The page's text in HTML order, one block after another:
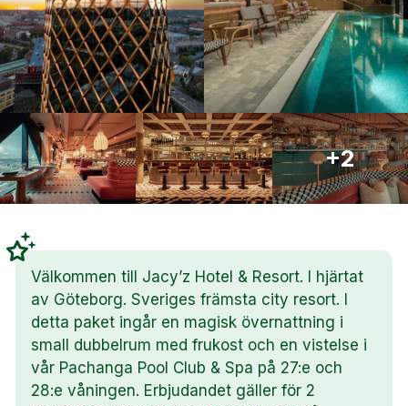
+2
Välkommen till Jacy’z Hotel & Resort. I hjärtat
av Göteborg. Sveriges främsta city resort. I
detta paket ingår en magisk övernattning i
small dubbelrum med frukost och en vistelse i
vår Pachanga Pool Club & Spa på 27:e och
28:e våningen. Erbjudandet gäller för 2